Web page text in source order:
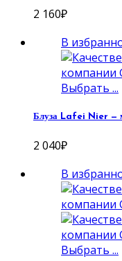
2 160₽
В
Выбрать ...
Блуза Lafei Nier —
2 040₽
В
Выбрать ...